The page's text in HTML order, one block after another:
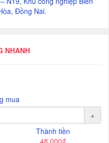
Đồng Nai.
NHANH
mua
+
Thành tiền
48.000₫